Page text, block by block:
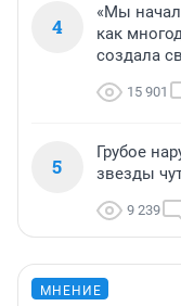
4
«Мы
как
создала
15 901
5
Грубое
звезды
9 239
МНЕНИЕ